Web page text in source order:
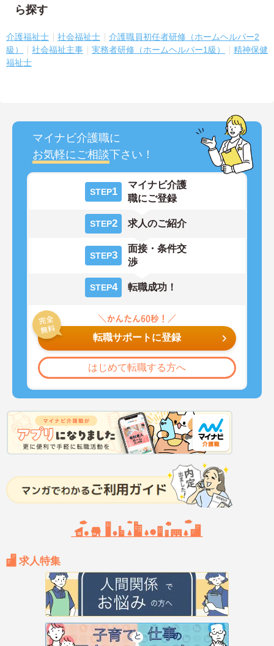
ら探す
介護福祉士 社会福祉士
介護職員初任者研修（ホームヘルパー2
級）
社会福祉主事 実務者研修（ホームヘルパー1級）
精神保健
福祉士
マイナビ介護職に
お気軽にご相談下さい！
STEP1
マイナビ介護
職にご登録
STEP2 求人のご紹介
STEP3
面接・条件交
渉
STEP4 転職成功！
転職サポートに登録
はじめて転職する方へ
求人特集